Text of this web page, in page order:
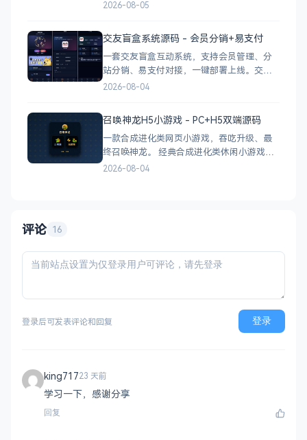
分析报表 技术栈 后端：PHP
2026-08-05
交友盲盒系统源码 - 会员分销+易支付
一套交友盲盒互动系统，支持会员管理、分
站分销、易支付对接，一键部署上线。交友
盲盒系统源码，支持会员系统、多商户分
建。 核心功能 会员系统：自定义价格、会
员等级 分销系统：代理商机制、佣金
2026-08-04
召唤神龙H5小游戏 - PC+H5双端源码
一款合成进化类网页小游戏，吞吃升级、最
终召唤神龙。 经典合成进化类休闲小游戏，
双版本可选：正常版挑战通关、无敌版轻松
2026-08-04
评论 16
登录后可发表评论和回复 登录
king71723 天前
学习一下，感谢分享
回复